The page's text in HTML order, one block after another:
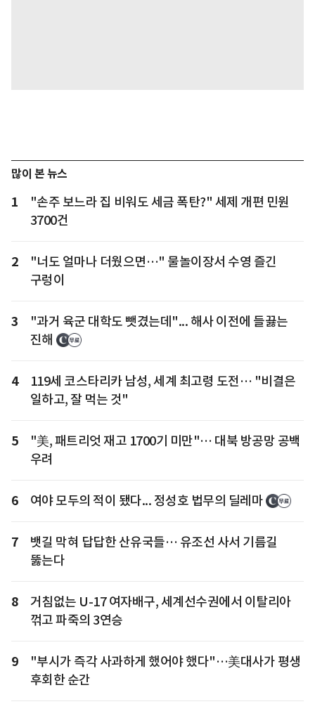
많이 본 뉴스
1
"손주 보느라 집 비워도 세금 폭탄?" 세제 개편 민원
3700건
2
"너도 얼마나 더웠으면…" 물놀이장서 수영 즐긴
구렁이
3
"과거 육군 대학도 뺏겼는데"... 해사 이전에 들끓는
진해
4
119세 코스타리카 남성, 세계 최고령 도전… "비결은
일하고, 잘 먹는 것"
5
"美, 패트리엇 재고 1700기 미만"… 대북 방공망 공백
우려
6 여야 모두의 적이 됐다... 정성호 법무의 딜레마
7
뱃길 막혀 답답한 산유국들… 유조선 사서 기름길
뚫는다
8
거침없는 U-17 여자배구, 세계선수권에서 이탈리아
꺾고 파죽의 3연승
9
"부시가 즉각 사과하게 했어야 했다"…美대사가 평생
후회한 순간